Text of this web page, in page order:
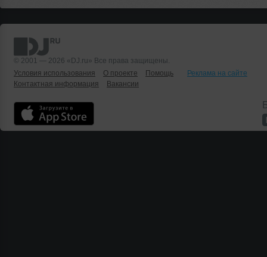
© 2001 — 2026 «DJ.ru» Все права защищены.
Условия использования
О проекте Помощь
Реклама на сайте
Контактная информация
Вакансии